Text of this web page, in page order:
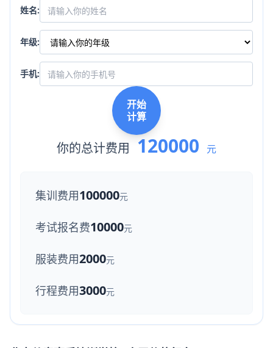
姓名:
年级:
手机:
开始
计算
你的总计费用 120000 元
集训费用100000元
考试报名费10000元
服装费用2000元
行程费用3000元